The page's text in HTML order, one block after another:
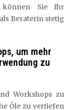
können Sie Ihr
Beraterin stetig
um mehr
zu
Workshops zu
Öle zu vertiefen